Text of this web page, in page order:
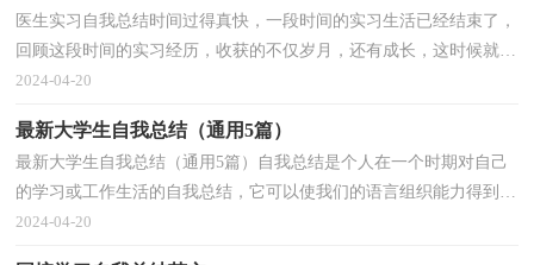
医生实习自我总结时间过得真快，一段时间的实习生活已经结束了，
回顾这段时间的实习经历，收获的不仅岁月，还有成长，这时候就十
分有必须要写一份实习总结了！在写之前，可以先参考范文喔...
2024-04-20
最新大学生自我总结（通用5篇）
最新大学生自我总结（通用5篇）自我总结是个人在一个时期对自己
的学习或工作生活的自我总结，它可以使我们的语言组织能力得到锻
炼，不如立即行动起来写一份自我总结吧。那么你真的...
2024-04-20